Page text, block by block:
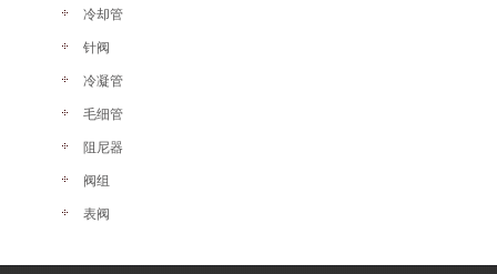
冷却管
针阀
冷凝管
毛细管
阻尼器
阀组
表阀